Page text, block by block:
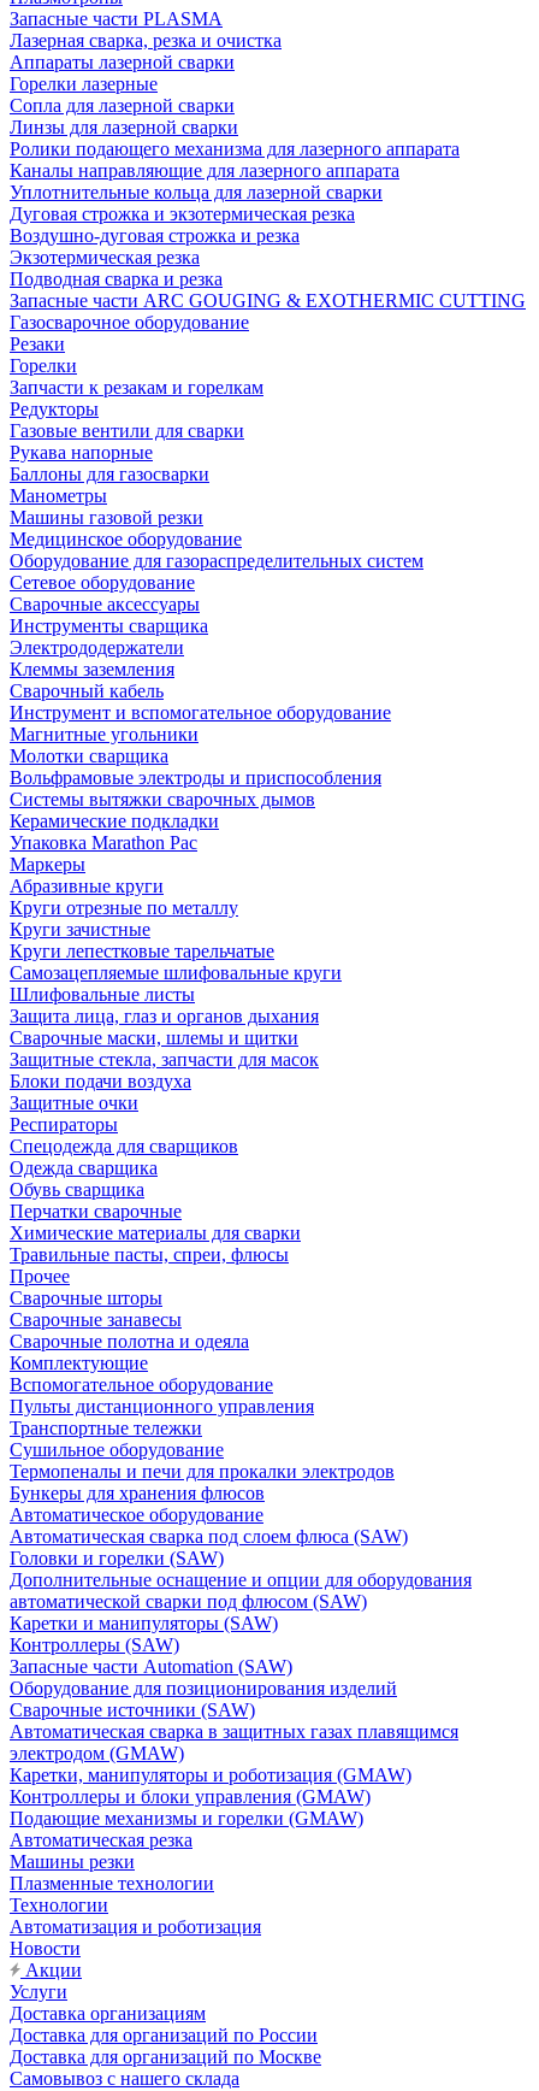
Запасные части PLASMA
Лазерная сварка, резка и очистка
Аппараты лазерной сварки
Горелки лазерные
Сопла для лазерной сварки
Линзы для лазерной сварки
Ролики подающего механизма для лазерного аппарата
Каналы направляющие для лазерного аппарата
Уплотнительные кольца для лазерной сварки
Дуговая строжка и экзотермическая резка
Воздушно-дуговая строжка и резка
Экзотермическая резка
Подводная сварка и резка
Запасные части ARC GOUGING & EXOTHERMIC CUTTING
Газосварочное оборудование
Резаки
Горелки
Запчасти к резакам и горелкам
Редукторы
Газовые вентили для сварки
Рукава напорные
Баллоны для газосварки
Манометры
Машины газовой резки
Медицинское оборудование
Оборудование для газораспределительных систем
Сетевое оборудование
Сварочные аксессуары
Инструменты сварщика
Электрододержатели
Клеммы заземления
Сварочный кабель
Инструмент и вспомогательное оборудование
Магнитные угольники
Молотки сварщика
Вольфрамовые электроды и приспособления
Системы вытяжки сварочных дымов
Керамические подкладки
Упаковка Marathon Pac
Маркеры
Абразивные круги
Круги отрезные по металлу
Круги зачистные
Круги лепестковые тарельчатые
Самозацепляемые шлифовальные круги
Шлифовальные листы
Защита лица, глаз и органов дыхания
Сварочные маски, шлемы и щитки
Защитные стекла, запчасти для масок
Блоки подачи воздуха
Защитные очки
Респираторы
Спецодежда для сварщиков
Одежда сварщика
Обувь сварщика
Перчатки сварочные
Химические материалы для сварки
Травильные пасты, спреи, флюсы
Прочее
Сварочные шторы
Сварочные занавесы
Сварочные полотна и одеяла
Комплектующие
Вспомогательное оборудование
Пульты дистанционного управления
Транспортные тележки
Сушильное оборудование
Термопеналы и печи для прокалки электродов
Бункеры для хранения флюсов
Автоматическое оборудование
Автоматическая сварка под слоем флюса (SAW)
Головки и горелки (SAW)
Дополнительные оснащение и опции для оборудования
автоматической сварки под флюсом (SAW)
Каретки и манипуляторы (SAW)
Контроллеры (SAW)
Запасные части Automation (SAW)
Оборудование для позиционирования изделий
Сварочные источники (SAW)
Автоматическая сварка в защитных газах плавящимся
электродом (GMAW)
Каретки, манипуляторы и роботизация (GMAW)
Контроллеры и блоки управления (GMAW)
Подающие механизмы и горелки (GMAW)
Автоматическая резка
Машины резки
Плазменные технологии
Технологии
Автоматизация и роботизация
Новости
Акции
Услуги
Доставка организациям
Доставка для организаций по России
Доставка для организаций по Москве
Самовывоз с нашего склада